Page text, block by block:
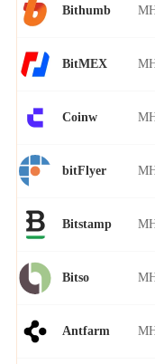
Bithumb
BitMEX
Coinw
bitFlyer
Bitstamp
Bitso
Antfarm